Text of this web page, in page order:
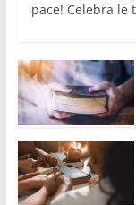
pace! Celebra le